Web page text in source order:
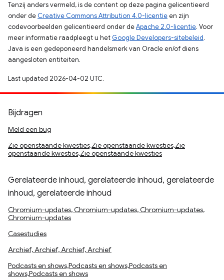
Tenzij anders vermeld, is de content op deze pagina gelicentieerd
onder de Creative Commons Attribution 4.0-licentieen zijn
codevoorbeelden gelicentieerd onder deApache 2.0-licentie. Voor
meer informatie raadpleegt u het Google Developers-sitebeleid.
Java is een gedeponeerd handelsmerk van Oracle en/of diens
aangesloten entiteiten.
Last updated 2026-04-02 UTC.
Bijdragen
Meld een bug
Zie openstaande kwesties,Zie openstaande kwesties,Zie
openstaande kwesties,Zie openstaande kwesties
Gerelateerde inhoud, gerelateerde inhoud, gerelateerde
inhoud, gerelateerde inhoud
Chromium-updates, Chromium-updates, Chromium-updates,
Chromium-updates
Casestudies
Archief, Archief, Archief, Archief
Podcasts en shows,Podcasts en shows,Podcasts en
shows,Podcasts en shows